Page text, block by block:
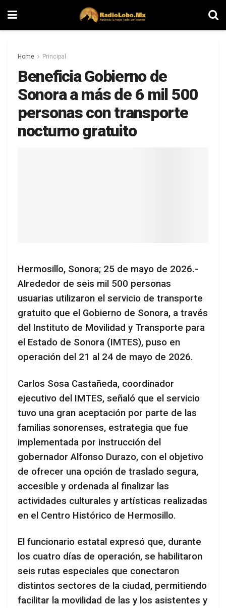
Home Principal
Beneficia Gobierno de
Sonora a más de 6 mil 500
personas con transporte
nocturno gratuito
Hermosillo, Sonora; 25 de mayo de 2026.-
Alrededor de seis mil 500 personas
usuarias utilizaron el servicio de transporte
gratuito que el Gobierno de Sonora, a través
del Instituto de Movilidad y Transporte para
el Estado de Sonora (IMTES), puso en
operación del 21 al 24 de mayo de 2026.
Carlos Sosa Castañeda, coordinador
ejecutivo del IMTES, señaló que el servicio
tuvo una gran aceptación por parte de las
familias sonorenses, estrategia que fue
implementada por instrucción del
gobernador Alfonso Durazo, con el objetivo
de ofrecer una opción de traslado segura,
accesible y ordenada al finalizar las
actividades culturales y artísticas realizadas
en el Centro Histórico de Hermosillo.
El funcionario estatal expresó que, durante
los cuatro días de operación, se habilitaron
seis rutas especiales que conectaron
distintos sectores de la ciudad, permitiendo
facilitar la movilidad de las y los asistentes y